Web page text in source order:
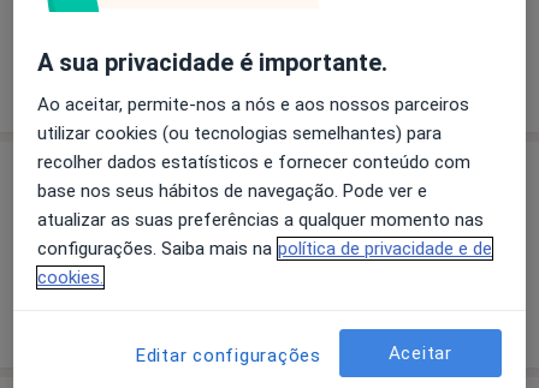
Mostrar mais detalhes
sobre a experiência
Preços
Sem informação sobre serviços e preços
Este especialista ainda não adicionou nenhuma
A sua privacidade é importante.
Ao aceitar, permite-nos a nós e aos nossos parceiros
utilizar cookies (ou tecnologias semelhantes) para
recolher dados estatísticos e fornecer conteúdo com
base nos seus hábitos de navegação. Pode ver e
atualizar as suas preferências a qualquer momento nas
configurações. Saiba mais na política de privacidade e de
cookies.
Editar configurações Aceitar